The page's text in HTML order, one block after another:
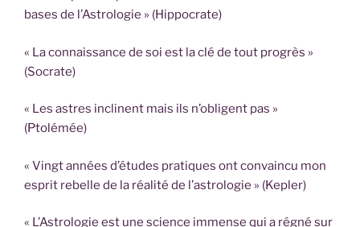
bases de l’Astrologie » (Hippocrate)
« La connaissance de soi est la clé de tout progrès »
(Socrate)
« Les astres inclinent mais ils n’obligent pas »
(Ptolémée)
« Vingt années d’études pratiques ont convaincu mon
esprit rebelle de la réalité de l’astrologie » (Kepler)
« L’Astrologie est une science immense qui a régné sur